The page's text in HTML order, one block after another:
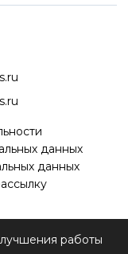
данных
данных
работы